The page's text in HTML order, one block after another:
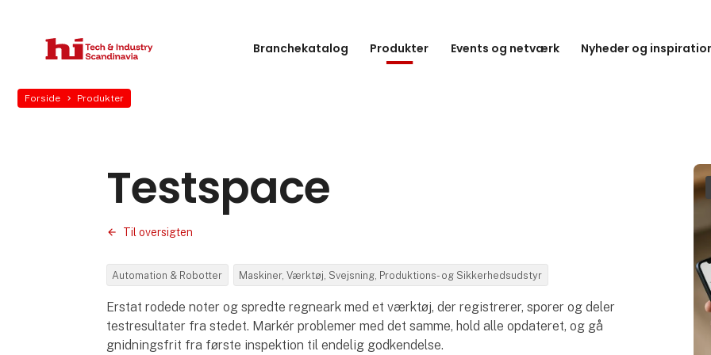
Branchekatalog Produkter Events og netværk Nyheder og
Forside Produkter
Testspace
Til oversigten
Automation & Robotter Maskiner, Værktøj, Svejsning, Produktions- og Sikkerhedsudstyr
Erstat rodede noter og spredte regneark med et værktøj, der registrerer, sporer og deler
testresultater fra stedet. Markér problemer med det samme, hold alle opdateret, og gå
gnidningsfrit fra første inspektion til endelig godkendelse.